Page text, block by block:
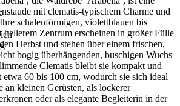
mit clematis-typischem Charme und
schalenförmigen, violettblauen bis
Zentrum erscheinen in großer Fülle
Herbst und stehen über einem frischen,
bogig überhängenden, buschigen Wuchs
Clematis bleibt sie kompakt und
etwa 60 bis 100 cm, wodurch sie sich ideal
an kleinen Gerüsten, als lockerer
oder als elegante Begleiterin in der